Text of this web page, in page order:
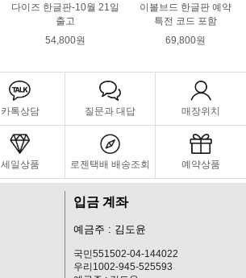
다이즈 한글판-10월 21일
출고
54,800원
이볼브드 한글판 예약
특전 코드 포함
69,800원
카톡상담 질문과 대답 매장위치
세일상품 로젠택배 배송조회 예약상품
입금 계좌
예금주 : 김도윤
국민551502-04-144022
우리1002-945-525593